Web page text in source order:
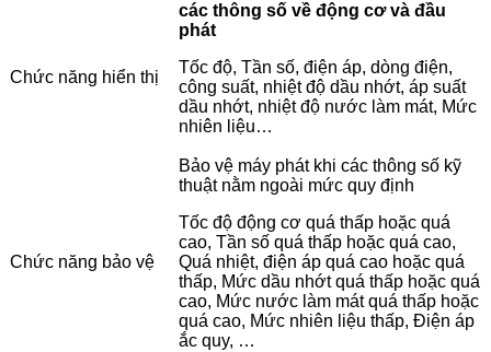
Chức năng hiển thị
các thông số về động cơ và đầu
phát
Tốc độ, Tần số, điện áp, dòng điện,
công suất, nhiệt độ dầu nhớt, áp suất
dầu nhớt, nhiệt độ nước làm mát, Mức
nhiên liệu…
Chức năng bảo vệ
Bảo vệ máy phát khi các thông số kỹ
thuật nằm ngoài mức quy định
Tốc độ động cơ quá thấp hoặc quá
cao, Tần số quá thấp hoặc quá cao,
Quá nhiệt, điện áp quá cao hoặc quá
thấp, Mức dầu nhớt quá thấp hoặc quá
cao, Mức nước làm mát quá thấp hoặc
quá cao, Mức nhiên liệu thấp, Điện áp
ắc quy, …